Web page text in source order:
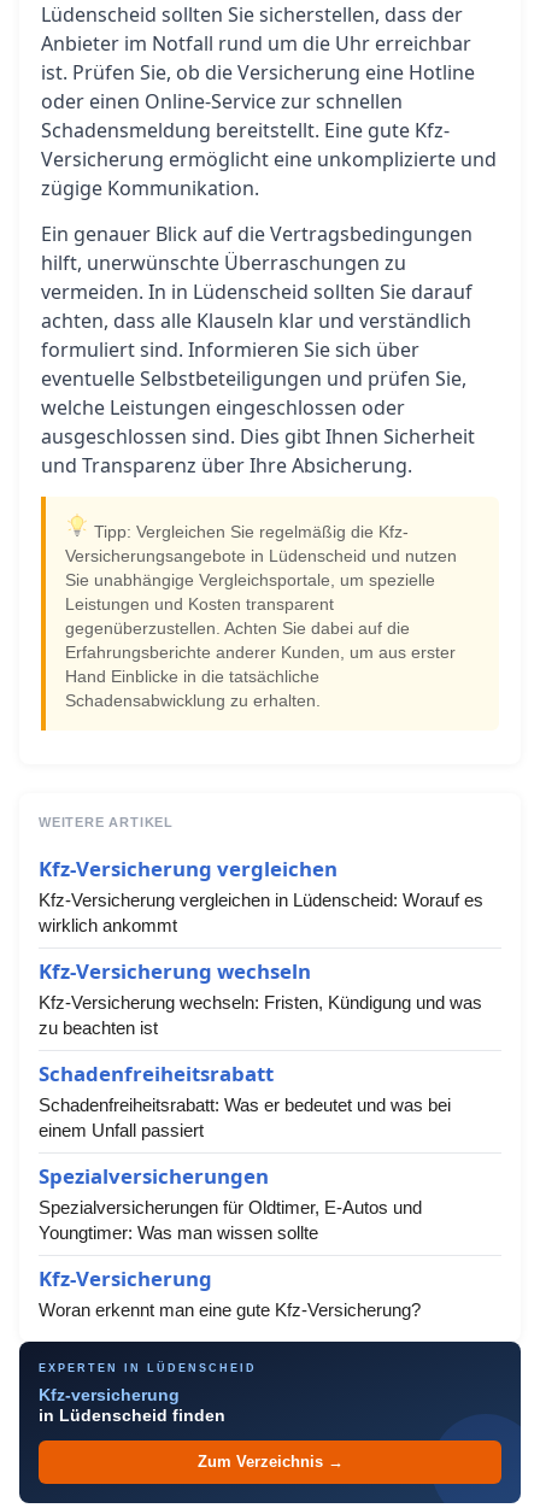
Lüdenscheid sollten Sie sicherstellen, dass der
Anbieter im Notfall rund um die Uhr erreichbar
ist. Prüfen Sie, ob die Versicherung eine Hotline
oder einen Online-Service zur schnellen
Schadensmeldung bereitstellt. Eine gute Kfz-
Versicherung ermöglicht eine unkomplizierte und
zügige Kommunikation.
Ein genauer Blick auf die Vertragsbedingungen
hilft, unerwünschte Überraschungen zu
vermeiden. In in Lüdenscheid sollten Sie darauf
achten, dass alle Klauseln klar und verständlich
formuliert sind. Informieren Sie sich über
eventuelle Selbstbeteiligungen und prüfen Sie,
welche Leistungen eingeschlossen oder
ausgeschlossen sind. Dies gibt Ihnen Sicherheit
und Transparenz über Ihre Absicherung.
Tipp: Vergleichen Sie regelmäßig die Kfz-
Versicherungsangebote in Lüdenscheid und nutzen
Sie unabhängige Vergleichsportale, um spezielle
Leistungen und Kosten transparent
gegenüberzustellen. Achten Sie dabei auf die
Erfahrungsberichte anderer Kunden, um aus erster
Hand Einblicke in die tatsächliche
Schadensabwicklung zu erhalten.
WEITERE ARTIKEL
Kfz-Versicherung vergleichen
Kfz-Versicherung vergleichen in Lüdenscheid: Worauf es
wirklich ankommt
Kfz-Versicherung wechseln
Kfz-Versicherung wechseln: Fristen, Kündigung und was
zu beachten ist
Schadenfreiheitsrabatt
Schadenfreiheitsrabatt: Was er bedeutet und was bei
einem Unfall passiert
Spezialversicherungen
Spezialversicherungen für Oldtimer, E-Autos und
Youngtimer: Was man wissen sollte
Kfz-Versicherung
Woran erkennt man eine gute Kfz-Versicherung?
EXPERTEN IN LÜDENSCHEID
Kfz-versicherung
in Lüdenscheid finden
Zum Verzeichnis →